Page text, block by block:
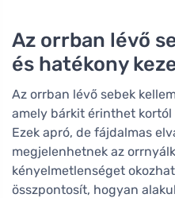
Az orrban lévő
és hatékony
Az orrban lévő sebek
amely bárkit érinthet
Ezek apró, de fájdalmas
megjelenhetnek az
kényelmetlenséget
összpontosít, hogyan